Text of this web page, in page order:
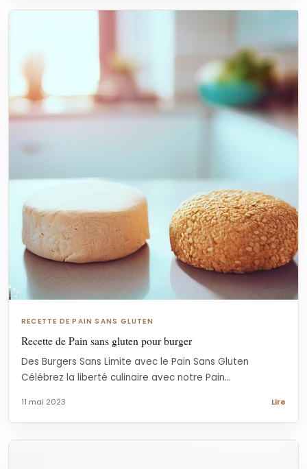
RECETTE DE PAIN SANS GLUTEN
Recette de Pain sans gluten pour burger
Des Burgers Sans Limite avec le Pain Sans Gluten
Célébrez la liberté culinaire avec notre Pain...
11 mai 2023 Lire